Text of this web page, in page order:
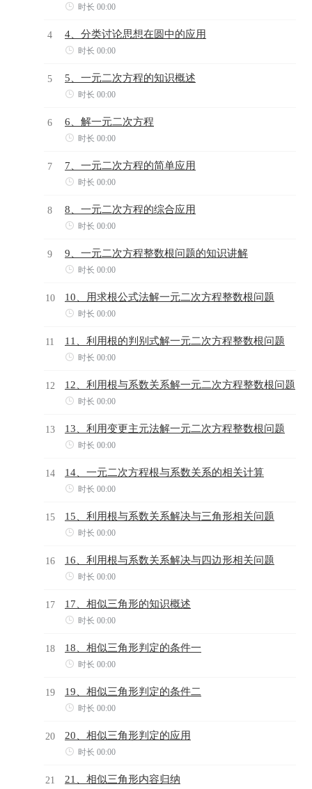
 时长 00:00
4 4、分类讨论思想在圆中的应用
 时长 00:00
5 5、一元二次方程的知识概述
 时长 00:00
6 6、解一元二次方程
 时长 00:00
7 7、一元二次方程的简单应用
 时长 00:00
8 8、一元二次方程的综合应用
 时长 00:00
9 9、一元二次方程整数根问题的知识讲解
 时长 00:00
10 10、用求根公式法解一元二次方程整数根问题
 时长 00:00
11 11、利用根的判别式解一元二次方程整数根问题
 时长 00:00
12 12、利用根与系数关系解一元二次方程整数根问题
 时长 00:00
13 13、利用变更主元法解一元二次方程整数根问题
 时长 00:00
14 14、一元二次方程根与系数关系的相关计算
 时长 00:00
15 15、利用根与系数关系解决与三角形相关问题
 时长 00:00
16 16、利用根与系数关系解决与四边形相关问题
 时长 00:00
17 17、相似三角形的知识概述
 时长 00:00
18 18、相似三角形判定的条件一
 时长 00:00
19 19、相似三角形判定的条件二
 时长 00:00
20 20、相似三角形判定的应用
 时长 00:00
21 21、相似三角形内容归纳